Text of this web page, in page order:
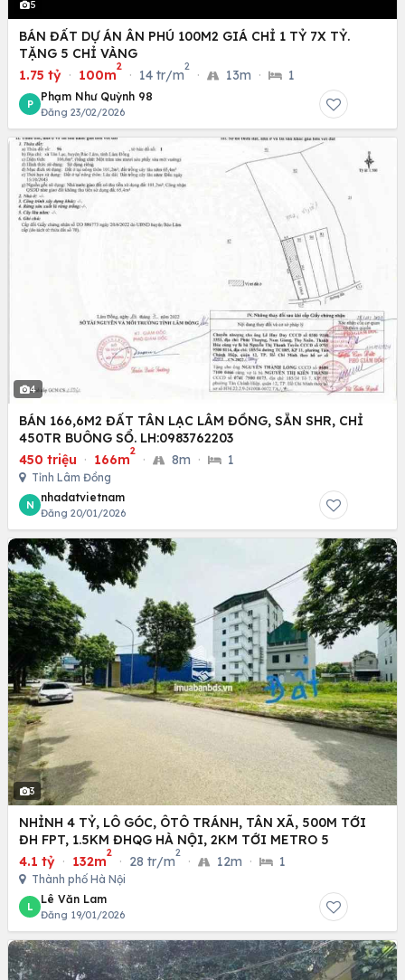
5
BÁN ĐẤT DỰ ÁN ÂN PHÚ 100M2 GIÁ CHỈ 1 TỶ 7X TỶ.
TẶNG 5 CHỈ VÀNG
1.75 tỷ · 100m
2
· 14 tr/m
2
· 13m · 1
P
Phạm Như Quỳnh 98
Đăng 23/02/2026
4
BÁN 166,6M2 ĐẤT TÂN LẠC LÂM ĐỒNG, SẴN SHR, CHỈ
450TR BUÔNG SỔ. LH:0983762203
450 triệu · 166m
2
· 8m · 1
Tỉnh Lâm Đồng
N
nhadatvietnam
Đăng 20/01/2026
3
NHỈNH 4 TỶ, LÔ GÓC, ÔTÔ TRÁNH, TÂN XÃ, 500M TỚI
ĐH FPT, 1.5KM ĐHQG HÀ NỘI, 2KM TỚI METRO 5
4.1 tỷ · 132m
2
· 28 tr/m
2
· 12m · 1
Thành phố Hà Nội
L
Lê Văn Lam
Đăng 19/01/2026